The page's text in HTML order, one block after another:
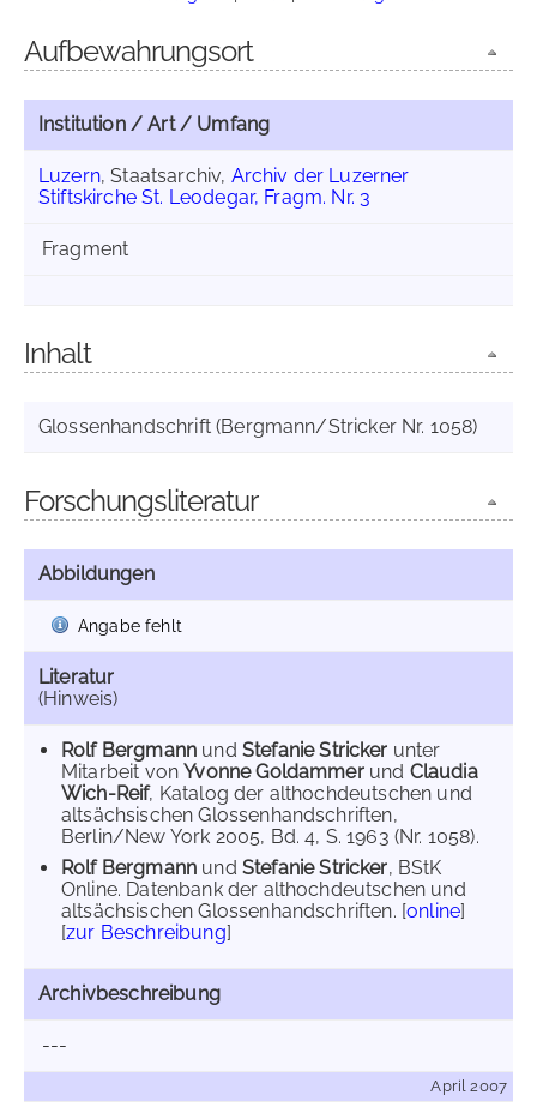
Aufbewahrungsort
Institution / Art / Umfang
Luzern, Staatsarchiv, Archiv der Luzerner
Stiftskirche St. Leodegar, Fragm. Nr. 3
Fragment
Inhalt
Glossenhandschrift (Bergmann/Stricker Nr. 1058)
Forschungsliteratur
Abbildungen
Angabe fehlt
Literatur
(Hinweis)
Rolf Bergmann und Stefanie Stricker unter
Mitarbeit vonYvonne Goldammerund Claudia
Wich-Reif, Katalog der althochdeutschen und
altsächsischen Glossenhandschriften,
Berlin/New York 2005, Bd. 4, S. 1963 (Nr. 1058).
Rolf Bergmann und Stefanie Stricker, BStK
Online. Datenbank der althochdeutschen und
altsächsischen Glossenhandschriften. [online]
[zur Beschreibung]
Archivbeschreibung
---
April 2007